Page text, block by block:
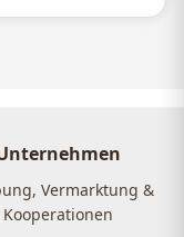
Vermarktung &
Kooperationen